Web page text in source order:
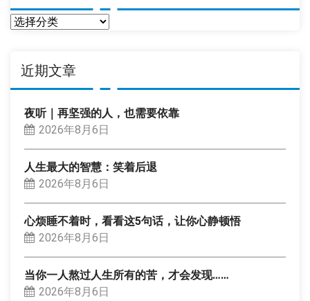
分
近期文章
夜听｜再坚强的人，也需要依靠
2026年8月6日
人生最大的智慧：笑着后退
2026年8月6日
心烦睡不着时，看看这5句话，让你心静顿悟
2026年8月6日
当你一人熬过人生所有的苦，才会发现……
2026年8月6日